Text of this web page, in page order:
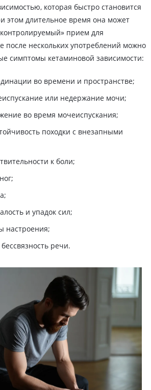
которая быстро становится
этом длительное время она может
прием для
после нескольких употреблений можно
симптомы кетаминовой зависимости:
во времени и пространстве;
или недержание мочи;
во время мочеиспускания;
походки с внезапными
к боли;
и упадок сил;
настроения;
речи.